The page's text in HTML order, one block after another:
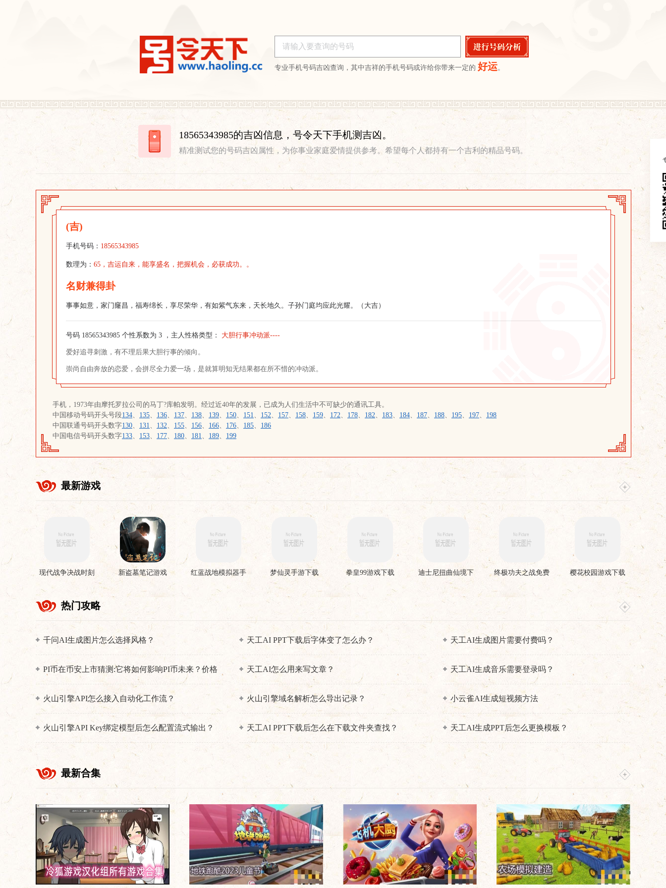
专业手机号码吉凶查询，其中吉祥的手机号码或许给你带来一定的 好运。
18565343985的吉凶信息，号令天下手机测吉凶。
精准测试您的号码吉凶属性，为你事业家庭爱情提供参考。希望每个人都持有一个吉利的精品号码。
(吉)
手机号码： 18565343985
数理为： 65，吉运自来，能享盛名，把握机会，必获成功。。
名财兼得卦
事事如意，家门窿昌，福寿绵长，享尽荣华，有如紫气东来，天长地久。子孙门庭均应此光耀。（大吉）
号码 18565343985 个性系数为 3 ，主人性格类型： 大胆行事冲动派----
爱好追寻刺激，有不理后果大胆行事的倾向。
崇尚自由奔放的恋爱，会拼尽全力爱一场，是就算明知无结果都在所不惜的冲动派。
手机，1973年由摩托罗拉公司的马丁?库帕发明。经过近40年的发展，已成为人们生活中不可缺少的通讯工具。
中国移动号码开头号段134、 135、 136、 137、 138、 139、 150、 151、 152、 157、 158、 159、 172、 178、 182、 183、 184、 187、 188、 195、 197、 198
中国联通号码开头数字130、 131、 132、 155、 156、 166、 176、 185、 186
中国电信号码开头数字133、 153、 177、 180、 181、 189、 199
最新游戏
现代战争决战时刻
新盗墓笔记游戏
红蓝战地模拟器手
梦仙灵手游下载 拳皇99游戏下载
迪士尼扭曲仙境下
载安装
终极功夫之战免费
樱花校园游戏下载
热门攻略
千问AI生成图片怎么选择风格？ 天工AI PPT下载后字体变了怎么办？ 天工AI生成图片需要付费吗？
PI币在币安上市猜测:它将如何影响PI币未来？价格
为何暴跌？
天工AI怎么用来写文章？ 天工AI生成音乐需要登录吗？
火山引擎API怎么接入自动化工作流？ 火山引擎域名解析怎么导出记录？ 小云雀AI生成短视频方法
火山引擎API Key绑定模型后怎么配置流式输出？ 天工AI PPT下载后怎么在下载文件夹查找？ 天工AI生成PPT后怎么更换模板？
最新合集